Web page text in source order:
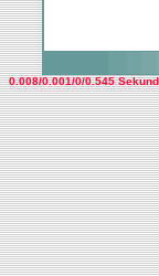
0.008/0.001/0/0.545